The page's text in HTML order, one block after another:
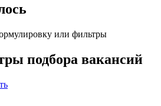
или фильтры
подбора вакансий